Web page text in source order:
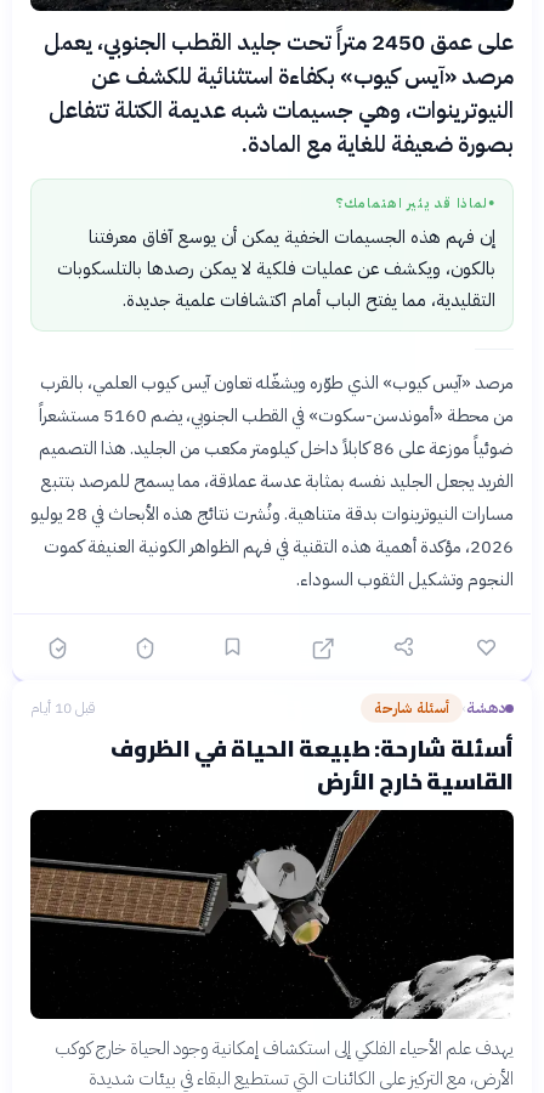
على عمق 2450 متراً تحت جليد القطب الجنوبي، يعمل
مرصد «آيس كيوب» بكفاءة استثنائية للكشف عن
النيوترينوات، وهي جسيمات شبه عديمة الكتلة تتفاعل
بصورة ضعيفة للغاية مع المادة.
● لماذا قد يثير اهتمامك؟
إن فهم هذه الجسيمات الخفية يمكن أن يوسع آفاق معرفتنا
بالكون، ويكشف عن عمليات فلكية لا يمكن رصدها بالتلسكوبات
التقليدية، مما يفتح الباب أمام اكتشافات علمية جديدة.
مرصد «آيس كيوب» الذي طوّره ويشغّله تعاون آيس كيوب العلمي، بالقرب
من محطة «أموندسن-سكوت» في القطب الجنوبي، يضم 5160 مستشعراً
ضوئياً موزعة على 86 كابلاً داخل كيلومتر مكعب من الجليد. هذا التصميم
الفريد يجعل الجليد نفسه بمثابة عدسة عملاقة، مما يسمح للمرصد بتتبع
مسارات النيوترينوات بدقة متناهية. ونُشرت نتائج هذه الأبحاث في 28 يوليو
2026، مؤكدة أهمية هذه التقنية في فهم الظواهر الكونية العنيفة كموت
النجوم وتشكيل الثقوب السوداء.
دهشة› أسئلة شارحة قبل 10 أيام
أسئلة شارحة: طبيعة الحياة في الظروف
القاسية خارج الأرض
يهدف علم الأحياء الفلكي إلى استكشاف إمكانية وجود الحياة خارج كوكب
الأرض، مع التركيز على الكائنات التي تستطيع البقاء في بيئات شديدة